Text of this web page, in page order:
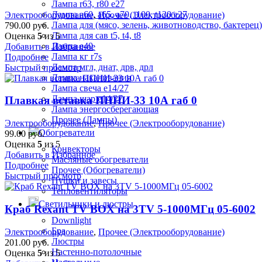
Лампа r63, r80 е27
Лампа а60, а65, а70, t100, t120 е27
Лампа для (мясо, зелень, животноводство, бактерец)
Лампа для сав t5, t4, t8
Лампа е40
Лампа кг r7s
Лампа мгл, днат, дрв, дрл
Лампа накаливания
Лампа свеча е14/27
Лампа шар е14/27
Лампа энергосберегающая
Прочее (Лампы)
Обогреватели
Конвекторы
Масляные обогреватели
Прочее (Обогреватели)
Пушки и завесы
Тепловентиляторы
Светильники и люстры
Downlight
Бра
Люстры
Настенно-потолочные
Электрооборудование,Прочее (Электрооборудование)
790.00 руб.
Оценка 5из 5
Добавить в Избранное
Подробнее
Быстрый просмотр
Плавкая вставка ППНИ-33 10А габ 0
Электрооборудование,Прочее (Электрооборудование)
99.00 руб.
Оценка 5 из 5
Добавить в Избранное
Подробнее
Быстрый просмотр
Краб Rexant TV BOX на 3TV 5-1000МГц 05-6002
Электрооборудование, Прочее (Электрооборудование)
201.00 руб.
Оценка 5из 5